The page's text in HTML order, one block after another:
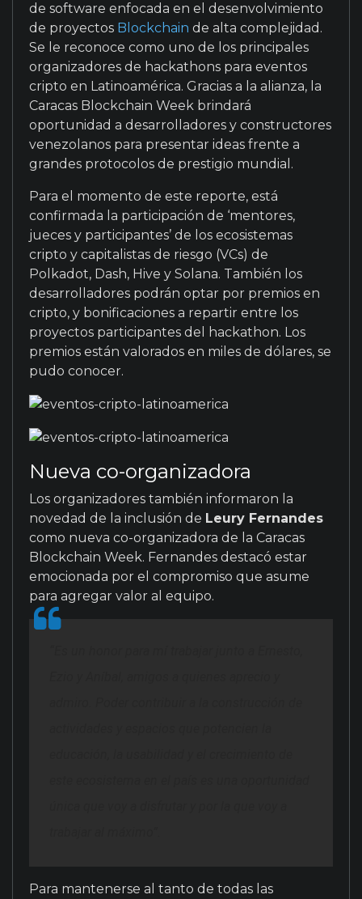
de software enfocada en el desenvolvimiento
de proyectos Blockchain de alta complejidad.
Se le reconoce como uno de los principales
organizadores de hackathons para eventos
cripto en Latinoamérica. Gracias a la alianza, la
Caracas Blockchain Week brindará
oportunidad a desarrolladores y constructores
venezolanos para presentar ideas frente a
grandes protocolos de prestigio mundial.
Para el momento de este reporte, está
confirmada la participación de ‘mentores,
jueces y participantes’ de los ecosistemas
cripto y capitalistas de riesgo (VCs) de
Polkadot, Dash, Hive y Solana. También los
desarrolladores podrán optar por premios en
cripto, y bonificaciones a repartir entre los
proyectos participantes del hackathon. Los
premios están valorados en miles de dólares, se
pudo conocer.
Nueva co-organizadora
Los organizadores también informaron la
novedad de la inclusión de Leury Fernandes
como nueva co-organizadora de la Caracas
Blockchain Week. Fernandes destacó estar
emocionada por el compromiso que asume
para agregar valor al equipo.
Para mantenerse al tanto de todas las